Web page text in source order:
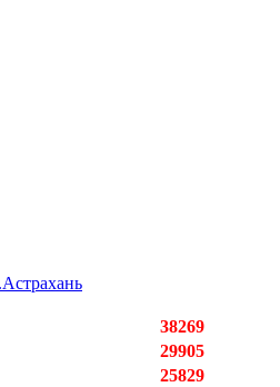
38269
29905
25829